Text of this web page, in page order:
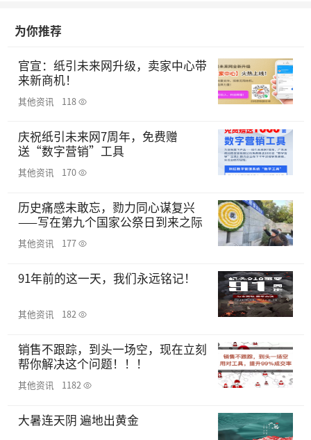
为你推荐
官宣：纸引未来网升级，卖家中心带
来新商机！
其他资讯 118
庆祝纸引未来网7周年，免费赠
送“数字营销”工具
其他资讯 170
历史痛感未敢忘，勠力同心谋复兴
——写在第九个国家公祭日到来之际
其他资讯 177
91年前的这一天，我们永远铭记！
其他资讯 182
销售不跟踪，到头一场空，现在立刻
帮你解决这个问题！！！
其他资讯 1182
大暑连天阴 遍地出黄金